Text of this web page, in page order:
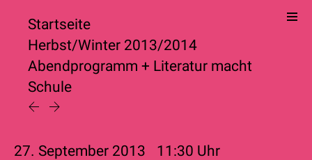
Startseite
Herbst/Winter 2013/2014
Abendprogramm + Literatur macht
Schule
27. September 2013 11:30 Uhr